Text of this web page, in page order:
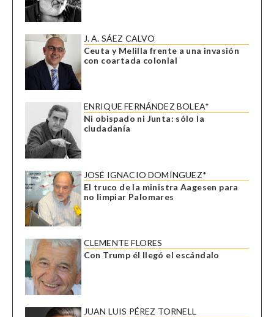
J. A. SÁEZ CALVO
Ceuta y Melilla frente a una invasión
con coartada colonial
ENRIQUE FERNÁNDEZ BOLEA*
Ni obispado ni Junta: sólo la
ciudadanía
JOSÉ IGNACIO DOMÍNGUEZ*
El truco de la ministra Aagesen para
no limpiar Palomares
CLEMENTE FLORES
Con Trump él llegó el escándalo
JUAN LUIS PÉREZ TORNELL